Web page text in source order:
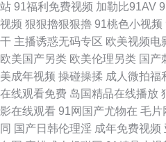
站 91福利免费视频 加勒比91AV
视频 狠狠擼狠狠擼 91桃色小视频
干 主播诱惑无码专区 欧美视频电
欧美国产另类 欧美伦理另类 国产
美成年视频 操碰操揉 成人微拍福
在线观看免费 岛国精品在线播放
影在线观看 91网国产尤物在 毛片
同 国产日韩伦理淫 成年免费视频